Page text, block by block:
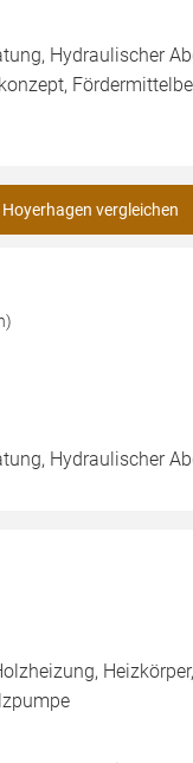
Hydraulischer
vergleichen
Hydraulischer